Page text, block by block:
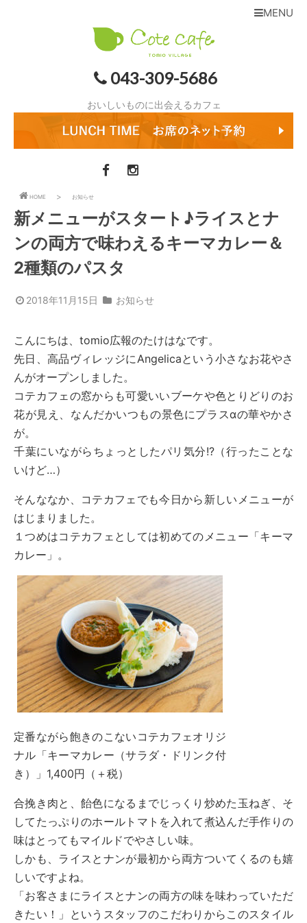
043-309-5686
おいしいものに出会えるカフェ
MENU
HOME お知らせ
新メニューがスタート♪ライスとナ
ンの両方で味わえるキーマカレー＆
2種類のパスタ
2018年11月15日 お知らせ
こんにちは、tomio広報のたけはなです。
先日、高品ヴィレッジにAngelicaという小さなお花やさ
んがオープンしました。
コテカフェの窓からも可愛いいブーケや色とりどりのお
花が見え、なんだかいつもの景色にプラスαの華やかさ
が。
千葉にいながらちょっとしたパリ気分!?（行ったことな
いけど…）
そんななか、コテカフェでも今日から新しいメニューが
はじまりました。
１つめはコテカフェとしては初めてのメニュー「キーマ
カレー」。
定番ながら飽きのこないコテカフェオリジ
ナル「キーマカレー（サラダ・ドリンク付
き）」1,400円（＋税）
合挽き肉と、飴色になるまでじっくり炒めた玉ねぎ、そ
してたっぷりのホールトマトを入れて煮込んだ手作りの
味はとってもマイルドでやさしい味。
しかも、ライスとナンが最初から両方ついてくるのも嬉
しいですよね。
「お客さまにライスとナンの両方の味を味わっていただ
きたい！」というスタッフのこだわりからこのスタイル